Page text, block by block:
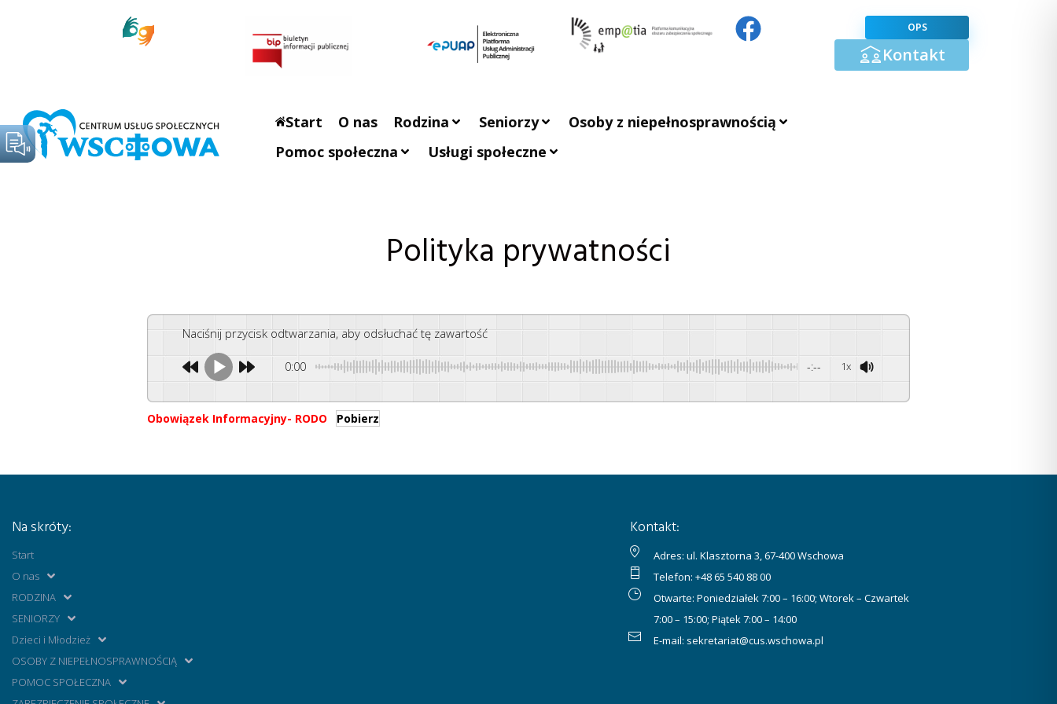
OPS
Kontakt
Start O nas Rodzina Seniorzy
Osoby z niepełnosprawnością
Pomoc społeczna
Usługi społeczne
Polityka prywatności
Naciśnij przycisk odtwarzania, aby odsłuchać tę zawartość
0:00 -:-- 1x
Obowiązek Informacyjny- RODO Pobierz
Na skróty:
Start
O nas
RODZINA
SENIORZY
Dzieci i Młodzież
OSOBY Z NIEPEŁNOSPRAWNOŚCIĄ
POMOC SPOŁECZNA
Kontakt:
Adres: ul. Klasztorna 3, 67-400 Wschowa
Telefon:+48 65 540 88 00
Otwarte: Poniedziałek 7:00 – 16:00; Wtorek – Czwartek
7:00 – 15:00; Piątek 7:00 – 14:00
E-mail: sekretariat@cus.wschowa.pl